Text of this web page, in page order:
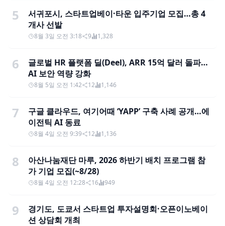
5
서귀포시, 스타트업베이·타운 입주기업 모집…총 4
개사 선발
8월 3일 오전 3:18 9 1,328
6
글로벌 HR 플랫폼 딜(Deel), ARR 15억 달러 돌파…
AI 보안 역량 강화
8월 5일 오전 1:42 12 1,146
7
구글 클라우드, 여기어때 ‘YAPP’ 구축 사례 공개…에
이전틱 AI 동료
8월 4일 오전 9:39 12 1,136
8
아산나눔재단 마루, 2026 하반기 배치 프로그램 참
가 기업 모집(~8/28)
8월 4일 오전 12:28 16 949
9
경기도, 도쿄서 스타트업 투자설명회·오픈이노베이
션 상담회 개최